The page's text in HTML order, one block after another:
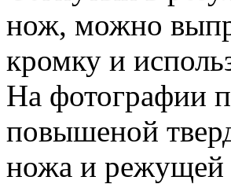
нож, можно
кромку и
На фотографии
повышеной
ножа и режущей